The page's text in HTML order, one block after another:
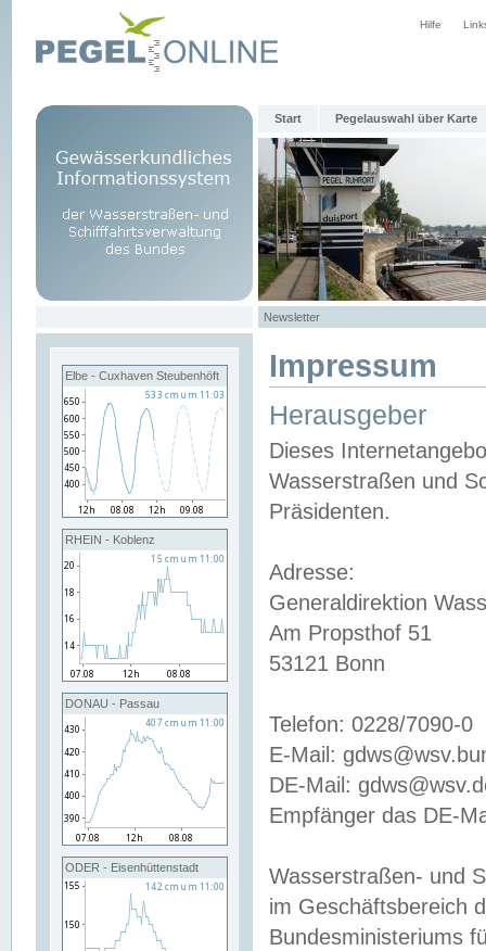
Hilfe
Start Pegelauswahl über Karte
Newsletter
Elbe - Cuxhaven Steubenhöft
RHEIN - Koblenz
DONAU - Passau
ODER - Eisenhüttenstadt
Impressum
Herausgeber
Dieses
Wasserstraßen und
Präsidenten.
Adresse:
Generaldirektion
Am Propsthof 51
53121 Bonn
Telefon: 0228/7090-0
E-Mail:
DE-Mail:
Empfänger das DE-
Wasserstraßen- und
im Geschäftsbereich
Bundesministeriums